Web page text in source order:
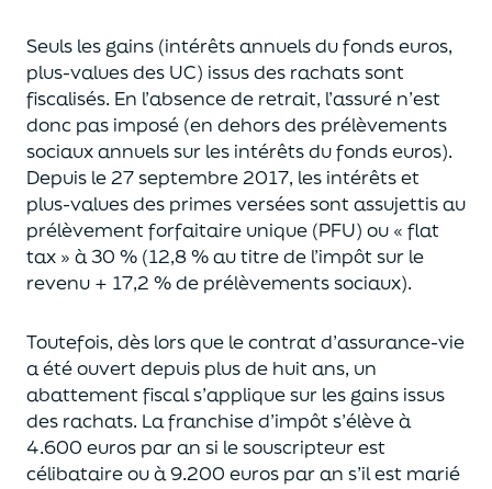
Seuls les gains (intérêts annuels du fonds euros,
plus-values des UC) issus des rachats sont
fiscalisés. En l’absence de retrait, l’assuré n’est
donc pas imposé (en dehors des prélèvements
sociaux annuels sur les intérêts du fonds euros).
Depuis le 27 septembre 2017, les intérêts et
plus-values des primes verséessont assujettis au
prélèvement forfaitaire unique (PFU) ou « flat
tax » à 30 % (12,8 % au titre de l’impôt sur le
revenu + 17,2 % de prélèvements sociaux).
Toutefois, dès lors que le contrat d’assurance-vie
a été ouvert depuis plus de huit ans, un
abattement fiscal s’applique sur les gains issus
des rachats. La franchise d’impôts’élève à
4.600 euros par an si le souscripteurest
célibataire ou à 9.200 euros par an s’il est marié